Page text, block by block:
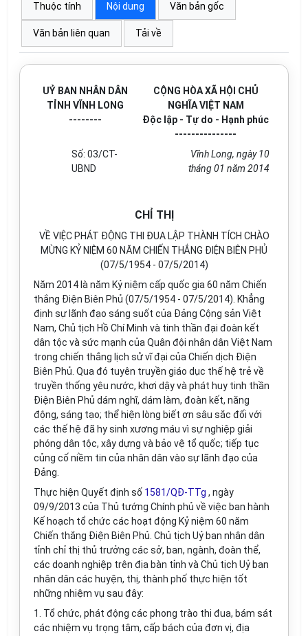
Thuộc tính Nội dung Văn bản gốc
Văn bản liên quan Tải về
UỶ BAN NHÂN DÂN
TỈNH VĨNH LONG
--------
CỘNG HÒA XÃ HỘI CHỦ
NGHĨA VIỆT NAM
Độc lập - Tự do - Hạnh phúc
---------------
Số: 03/CT-
UBND
Vĩnh Long, ngày 10
tháng 01 năm 2014
CHỈ THỊ
VỀ VIỆC PHÁT ĐỘNG THI ĐUA LẬP THÀNH TÍCH CHÀO
MỪNG KỶ NIỆM 60 NĂM CHIẾN THẮNG ĐIỆN BIÊN PHỦ
(07/5/1954 - 07/5/2014)
Năm 2014 là năm Kỷ niệm cấp quốc gia 60 năm Chiến
thắng Điện Biên Phủ (07/5/1954 - 07/5/2014). Khẳng
định sự lãnh đạo sáng suốt của Đảng Cộng sản Việt
Nam, Chủ tịch Hồ Chí Minh và tinh thần đại đoàn kết
dân tộc và sức mạnh của Quân đội nhân dân Việt Nam
trong chiến thắng lịch sử vĩ đại của Chiến dịch Điện
Biên Phủ. Qua đó tuyên truyền giáo dục thế hệ trẻ về
truyền thống yêu nước, khơi dậy và phát huy tinh thần
Điện Biên Phủ dám nghĩ, dám làm, đoàn kết, năng
động, sáng tạo; thể hiện lòng biết ơn sâu sắc đối với
các thế hệ đã hy sinh xương máu vì sự nghiệp giải
phóng dân tộc, xây dựng và bảo vệ tổ quốc; tiếp tục
củng cố niềm tin của nhân dân vào sự lãnh đạo của
Đảng.
Thực hiện Quyết định số 1581/QĐ-TTg , ngày
09/9/2013 của Thủ tướng Chính phủ về việc ban hành
Kế hoạch tổ chức các hoạt động Kỷ niệm 60 năm
Chiến thắng Điện Biên Phủ. Chủ tịch Uỷ ban nhân dân
tỉnh chỉ thị thủ trưởng các sở, ban, ngành, đoàn thể,
các doanh nghiệp trên địa bàn tỉnh và Chủ tịch Uỷ ban
nhân dân các huyện, thị, thành phố thực hiện tốt
những nhiệm vụ sau đây:
1. Tổ chức, phát động các phong trào thi đua, bám sát
các nhiệm vụ trọng tâm, cấp bách của đơn vị, địa